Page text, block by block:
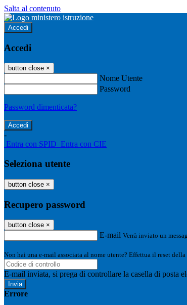
Salta al contenuto
Accedi
Accedi
button close ×
Nome Utente
Password
Password dimenticata?
-
Entra con SPID Entra con CIE
Seleziona utente
button close ×
Recupero password
button close ×
E-mail Verrà inviato un
Non hai una e-mail associata al nome utente? Effettua il reset
E-mail inviata, si prega di controllare la casella di posta
Errore